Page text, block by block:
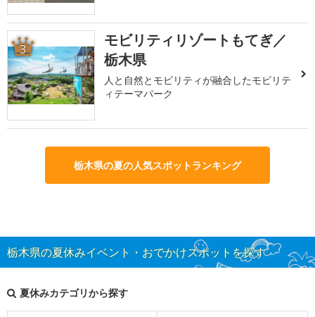
3
モビリティリゾートもてぎ／
栃木県
人と自然とモビリティが融合したモビリテ
ィテーマパーク
栃木県の夏の人気スポットランキング
栃木県の夏休みイベント・おでかけスポットを探す
夏休みカテゴリから探す